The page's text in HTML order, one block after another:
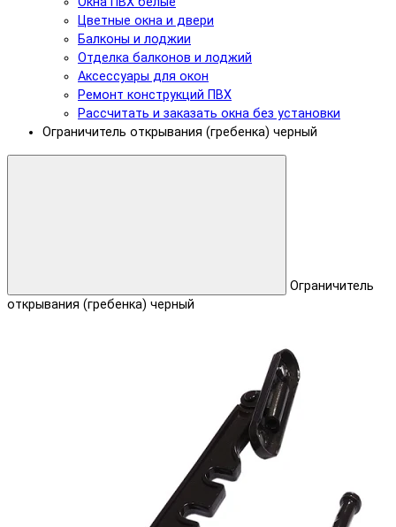
Цветные окна и двери
Балконы и лоджии
Отделка балконов и лоджий
Аксессуары для окон
Ремонт конструкций ПВХ
Рассчитать и заказать окна без установки
Ограничитель открывания (гребенка) черный
Ограничитель
открывания (гребенка) черный